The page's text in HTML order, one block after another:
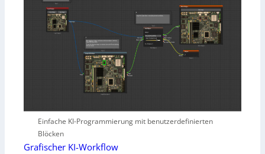
Einfache KI-Programmierung mit benutzerdefinierten
Blöcken
Grafischer KI-Workflow